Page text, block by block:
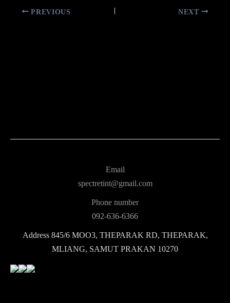
PREVIOUS NEXT
Email
spectretint@gmail.com
Phone number
092-636-6366
Address845/6 MOO3, THEPARAK RD, THEPARAK,
MLIANG, SAMUT PRAKAN 10270